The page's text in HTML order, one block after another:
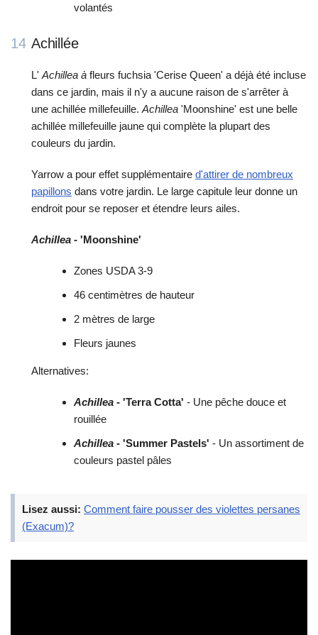
volantés
14 Achillée
L' Achillea à fleurs fuchsia 'Cerise Queen' a déjà été incluse
dans ce jardin, mais il n'y a aucune raison de s'arrêter à
une achillée millefeuille. Achillea 'Moonshine' est une belle
achillée millefeuille jaune qui complète la plupart des
couleurs du jardin.
Yarrow a pour effet supplémentaire d'attirer de nombreux
papillons dans votre jardin. Le large capitule leur donne un
endroit pour se reposer et étendre leurs ailes.
Achillea - 'Moonshine'
Zones USDA 3-9
46 centimètres de hauteur
2 mètres de large
Fleurs jaunes
Alternatives:
Achillea - 'Terra Cotta' - Une pêche douce et
rouillée
Achillea - 'Summer Pastels' - Un assortiment de
couleurs pastel pâles
Lisez aussi: Comment faire pousser des violettes persanes
(Exacum)?